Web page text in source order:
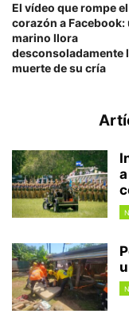
El vídeo que rompe el
corazón a Facebook:
marino llora
desconsoladamente
muerte de su cría